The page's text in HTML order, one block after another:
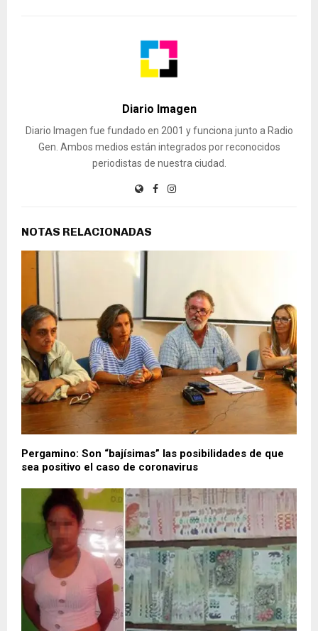
Diario Imagen
Diario Imagen fue fundado en 2001 y funciona junto a Radio
Gen. Ambos medios están integrados por reconocidos
periodistas de nuestra ciudad.
NOTAS RELACIONADAS
Pergamino: Son “bajísimas” las posibilidades de que
sea positivo el caso de coronavirus